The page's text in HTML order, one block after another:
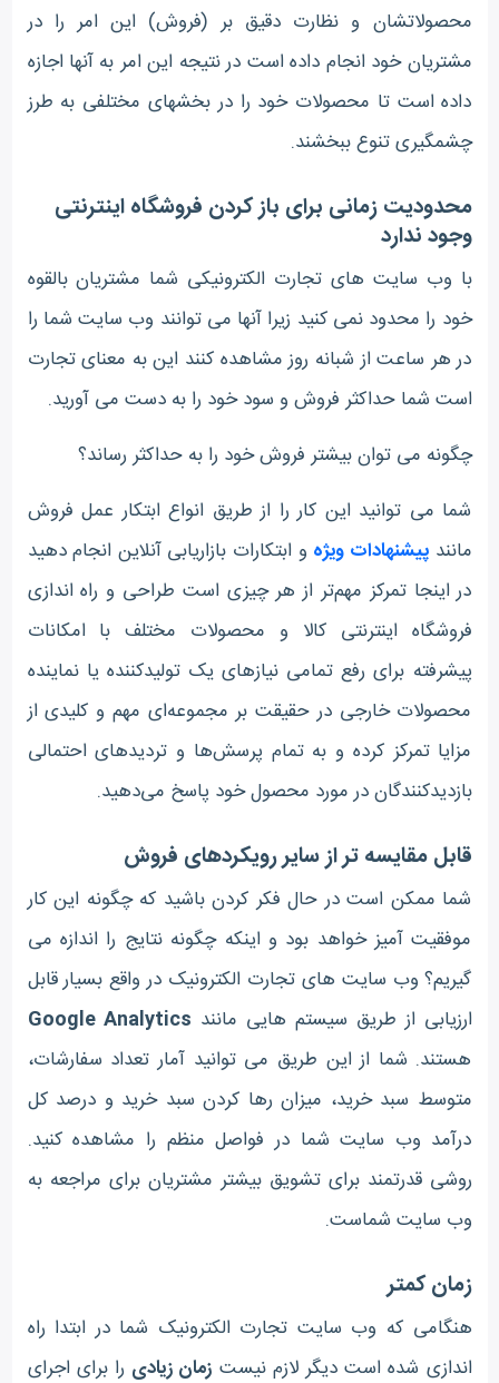
محصولاتشان و نظارت دقیق بر (فروش) این امر را در
مشتریان خود انجام داده است در نتیجه این امر به آنها اجازه
داده است تا محصولات خود را در بخشهای مختلفی به طرز
چشمگیری تنوع ببخشند.
محدودیت زمانی برای باز کردن فروشگاه اینترنتی
وجود ندارد
با وب سایت های تجارت الکترونیکی شما مشتریان بالقوه
خود را محدود نمی کنید زیرا آنها می توانند وب سایت شما را
در هر ساعت از شبانه روز مشاهده کنند این به معنای تجارت
است شما حداکثر فروش و سود خود را به دست می آورید.
چگونه می توان بیشتر فروش خود را به حداکثر رساند؟
شما می توانید این کار را از طریق انواع ابتکار عمل فروش
مانندپیشنهادات ویژه و ابتکارات بازاریابی آنلاین انجام دهید
در اینجا تمرکز مهم‌تر از هر چیزی است طراحی و راه اندازی
فروشگاه اینترنتی کالا و محصولات مختلف با امکانات
پیشرفته برای رفع تمامی نیازهای یک تولیدکننده یا نماینده
محصولات خارجی در حقیقت بر مجموعه‌ای مهم و کلیدی از
مزایا تمرکز کرده و به تمام پرسش‌ها و تردیدهای احتمالی
بازدیدکنندگان در مورد محصول خود پاسخ‌‌‌ می‌دهید.
قابل مقایسه تر از سایر رویکردهای فروش
شما ممکن است در حال فکر کردن باشید که چگونه این کار
موفقیت آمیز خواهد بود و اینکه چگونه نتایج را اندازه می
گیریم؟ وب سایت های تجارت الکترونیک در واقع بسیار قابل
ارزیابی از طریق سیستم هایی مانند Google Analytics
هستند. شما از این طریق می توانید آمار تعداد سفارشات،
متوسط ​​سبد خرید، میزان رها کردن سبد خرید و درصد کل
درآمد وب سایت شما در فواصل منظم را مشاهده کنید.
روشی قدرتمند برای تشویق بیشتر مشتریان برای مراجعه به
وب سایت شماست.
زمان کمتر
هنگامی که وب سایت تجارت الکترونیک شما در ابتدا راه
اندازی شده است دیگر لازم نیست زمان زیادی را برای اجرای